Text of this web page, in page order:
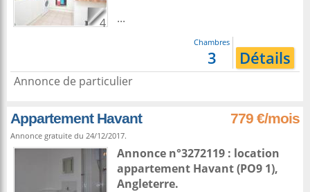
4
...
Chambres
3 Détails
Annonce de particulier
Appartement Havant 779 €/mois
Annonce gratuite du 24/12/2017.
Annonce n°3272119 : location
appartement Havant(PO9 1),
Angleterre.